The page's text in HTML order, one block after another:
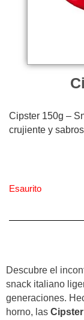
Cipster 150g –
crujiente y
Esaurito
Descubre el
snack italiano
generaciones.
horno, las Cipster